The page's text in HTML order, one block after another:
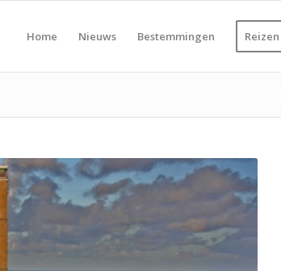
Home Nieuws Bestemmingen Reizen